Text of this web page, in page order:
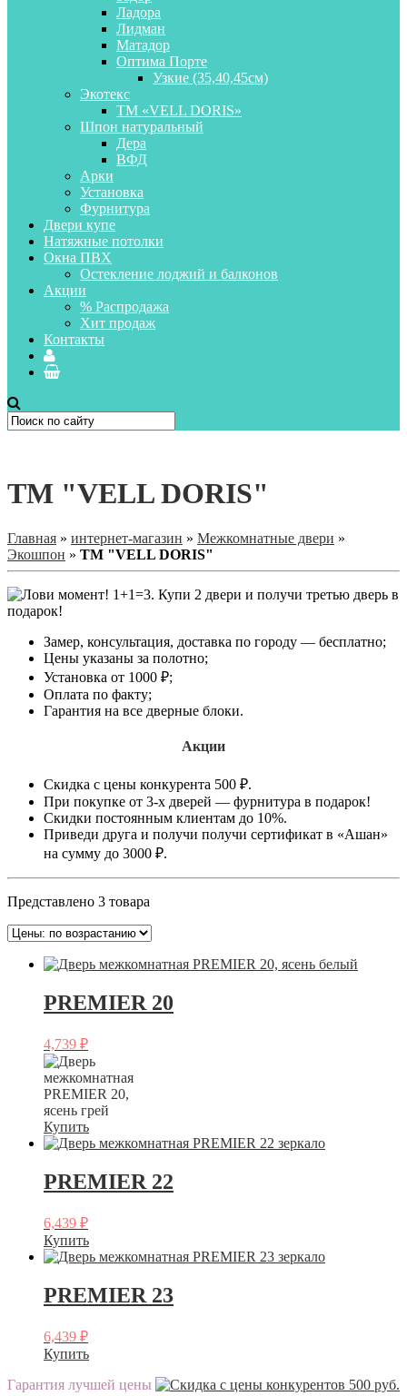
Ладора
Лидман
Матадор
Оптима Порте
Узкие (35,40,45см)
Экотекс
ТМ «VELL DORIS»
Шпон натуральный
Дера
ВФД
Арки
Установка
Фурнитура
Двери купе
Натяжные потолки
Окна ПВХ
Остекление лоджий и балконов
Акции
% Распродажа
Хит продаж
Контакты
ТМ "VELL DORIS"
Главная » интернет-магазин » Межкомнатные двери »
Экошпон » ТМ "VELL DORIS"
Замер, консультация, доставка по городу — бесплатно;
Цены указаны за полотно;
Установка от 1000 ₽;
Оплата по факту;
Гарантия на все дверные блоки.
Акции
Скидка с цены конкурента 500 ₽.
При покупке от 3-х дверей — фурнитура в подарок!
Скидки постоянным клиентам до 10%.
Приведи друга и получи получи сертификат в «Ашан»
на сумму до 3000 ₽.
Представлено 3 товара
PREMIER 20
4,739 ₽
Купить
PREMIER 22
6,439 ₽
Купить
PREMIER 23
6,439 ₽
Купить
Гарантия лучшей цены